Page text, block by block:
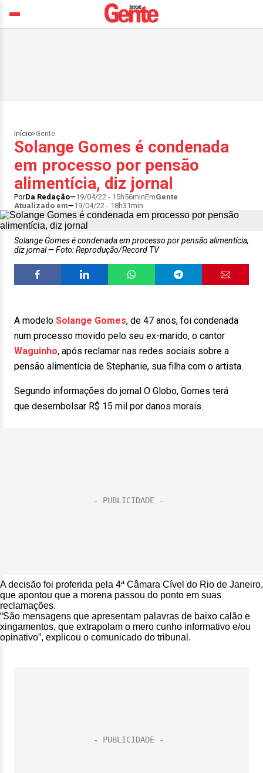
Início>Gente
Solange Gomes é condenada
em processo por pensão
alimentícia, diz jornal
PorDa Redação 19/04/22 - 15h56minEmGente
Atualizado em
19/04/22 - 18h31min
Solange Gomes é condenada em processo por pensão alimentícia,
diz jornal
Foto: Reprodução/Record TV
A modelo Solange Gomes, de 47 anos, foi condenada
num processo movido pelo seu ex-marido, o cantor
Waguinho, após reclamar nas redes sociais sobre a
pensão alimentícia de Stephanie, sua filha com o artista.
Segundo informações do jornal O Globo, Gomes terá
que desembolsar R$ 15 mil por danos morais.
A decisão foi proferida pela 4ª Câmara Cível do Rio de Janeiro,
que apontou que a morena passou do ponto em suas
reclamações.
“São mensagens que apresentam palavras de baixo calão e
xingamentos, que extrapolam o mero cunho informativo e/ou
opinativo”, explicou o comunicado do tribunal.